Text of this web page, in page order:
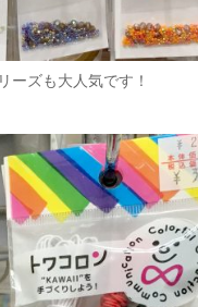
ーズも大人気です！